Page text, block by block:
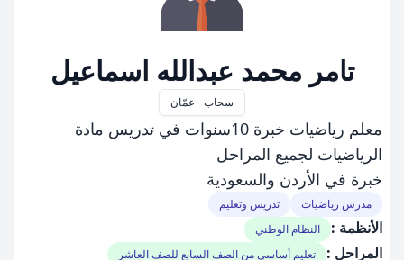
تامر محمد عبدالله اسماعيل
سحاب - عمّان
معلم رياضيات خبرة 10سنوات في تدريس مادة
الرياضيات لجميع المراحل
خبرة في الأردن والسعودية
مدرس رياضيات تدريس وتعليم
الأنظمة : النظام الوطني
المراحل : تعليم أساسي من الصف السابع للصف العاشر